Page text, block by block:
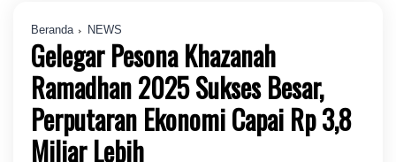
Beranda NEWS
Gelegar Pesona Khazanah
Ramadhan 2025 Sukses Besar,
Perputaran Ekonomi Capai Rp 3,8
Miliar Lebih